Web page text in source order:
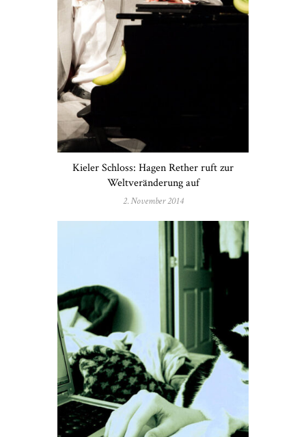
Kieler Schloss: Hagen Rether ruft zur
Weltveränderung auf
2. November 2014